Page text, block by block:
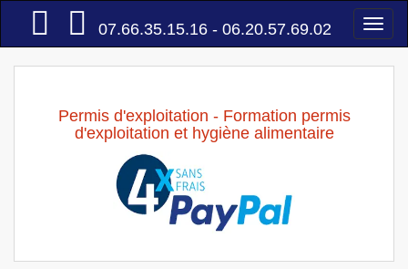
Accueil
07.66.35.15.16 - 06.20.57.69.02
Permis d'exploitation - Formation permis
d'exploitation et hygiène alimentaire